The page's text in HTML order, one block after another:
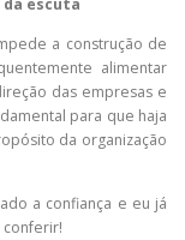
a construção de
alimentar
das empresas e
para que haja
da organização
a confiança e eu já
conferir!